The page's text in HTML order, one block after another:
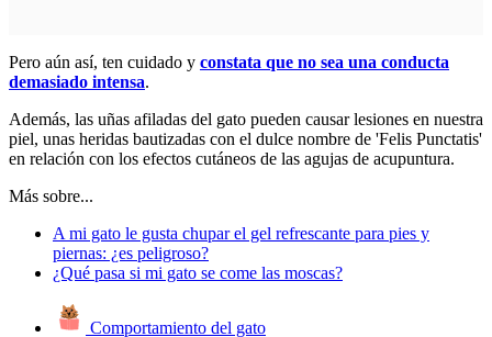
Pero aún así, ten cuidado y constata que no sea una conducta
demasiado intensa.
Además, las uñas afiladas del gato pueden causar lesiones en nuestra
piel, unas heridas bautizadas con el dulce nombre de 'Felis Punctatis'
en relación con los efectos cutáneos de las agujas de acupuntura.
Más sobre...
A mi gato le gusta chupar el gel refrescante para pies y
piernas: ¿es peligroso?
¿Qué pasa si mi gato se come las moscas?
Comportamiento del gato